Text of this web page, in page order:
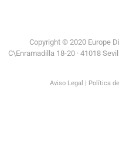
Copyright © 2020 Europe
C\Enramadilla 18-20 · 41018
Aviso Legal Política